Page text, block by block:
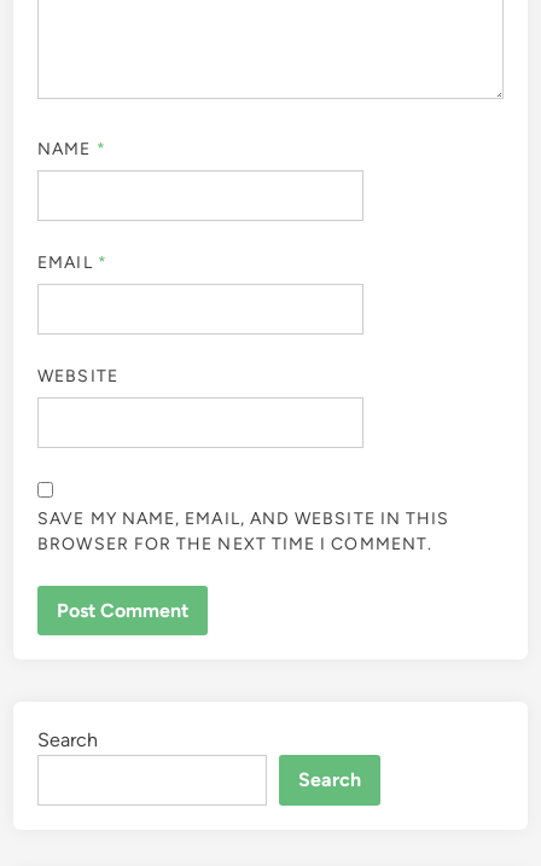
NAME *
EMAIL *
WEBSITE
SAVE MY NAME, EMAIL, AND WEBSITE IN THIS
BROWSER FOR THE NEXT TIME I COMMENT.
Search
Search